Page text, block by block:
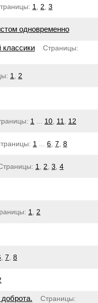
1 2 3
одновременно
классики
Страницы:
1 2
1 10 11 12
1 6 7 8
1 2 3 4
1 2
7 8
Страницы: